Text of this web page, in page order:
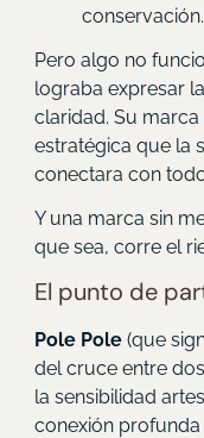
conservación.
Pero algo no
lograba expresar
claridad. Su
estratégica que la
conectara con
Y una marca sin
que sea, corre el
El punto de
Pole Pole(que
del cruce entre
la sensibilidad
conexión